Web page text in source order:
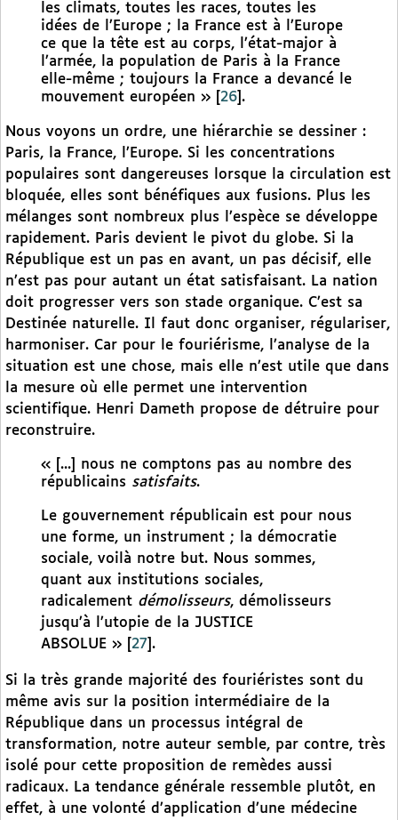
les climats, toutes les races, toutes les
idées de l’Europe ; la France est à l’Europe
ce que la tête est au corps, l’état-major à
l’armée, la population de Paris à la France
elle-même ; toujours la France a devancé le
mouvement européen »
26 .
Nous voyons un ordre, une hiérarchie se dessiner :
Paris, la France, l’Europe. Si les concentrations
populaires sont dangereuses lorsque la circulation est
bloquée, elles sont bénéfiques aux fusions. Plus les
mélanges sont nombreux plus l’espèce se développe
rapidement. Paris devient le pivot du globe. Si la
République est un pas en avant, un pas décisif, elle
n’est pas pour autant un état satisfaisant. La nation
doit progresser vers son stade organique. C’est sa
Destinée naturelle. Il faut donc organiser, régulariser,
harmoniser. Car pour le fouriérisme, l’analyse de la
situation est une chose, mais elle n’est utile que dans
la mesure où elle permet une intervention
scientifique. Henri Dameth propose de détruire pour
reconstruire.
« [...] nous ne comptons pas au nombre des
républicains satisfaits.
Le gouvernement républicain est pour nous
une forme, un instrument ; la démocratie
sociale, voilà notre but. Nous sommes,
quant aux institutions sociales,
radicalement démolisseurs, démolisseurs
jusqu’à l’utopie de la JUSTICE
ABSOLUE »
27 .
Si la très grande majorité des fouriéristes sont du
même avis sur la position intermédiaire de la
République dans un processus intégral de
transformation, notre auteur semble, par contre, très
isolé pour cette proposition de remèdes aussi
radicaux. La tendance générale ressemble plutôt, en
effet, à une volonté d’application d’une médecine